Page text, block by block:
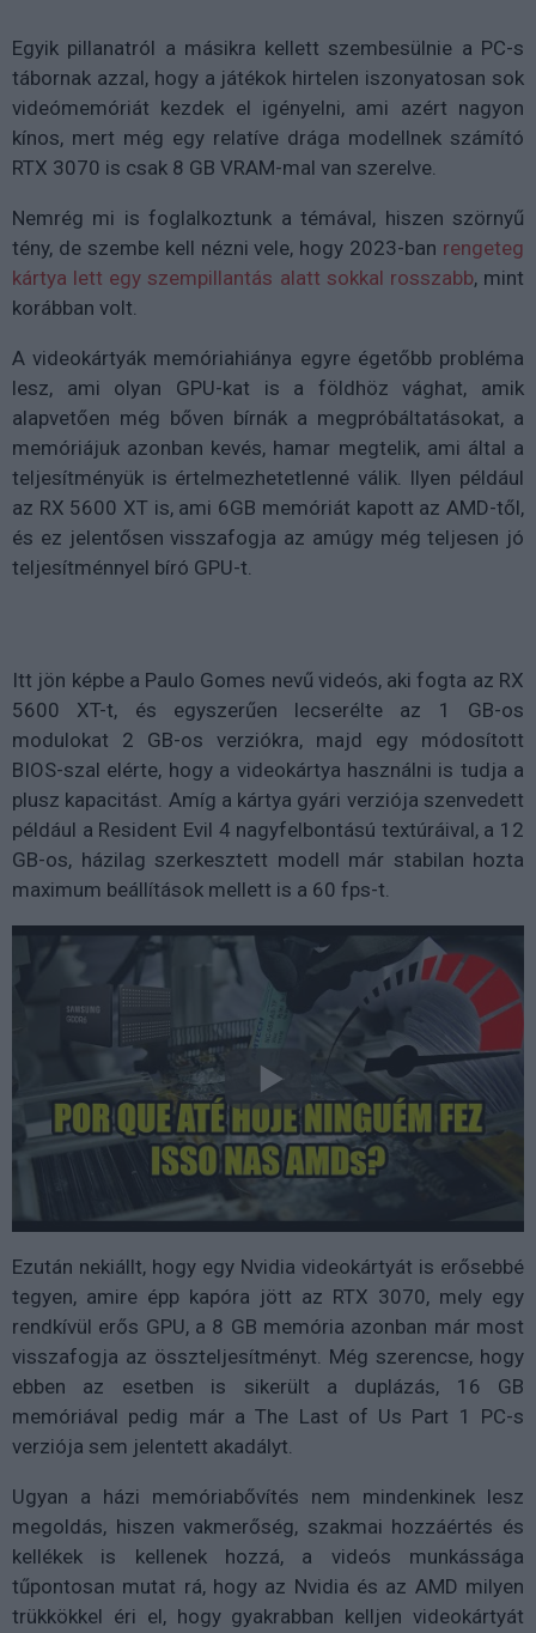
Egyik pillanatról a másikra kellett szembesülnie a PC-s
tábornak azzal, hogy a játékok hirtelen iszonyatosan sok
videómemóriát kezdek el igényelni, ami azért nagyon
kínos, mert még egy relatíve drága modellnek számító
RTX 3070 is csak 8 GB VRAM-mal van szerelve.
Nemrég mi is foglalkoztunk a témával, hiszen szörnyű
tény, de szembe kell nézni vele, hogy 2023-ban rengeteg
kártya lett egy szempillantás alatt sokkal rosszabb, mint
korábban volt.
A videokártyák memóriahiánya egyre égetőbb probléma
lesz, ami olyan GPU-kat is a földhöz vághat, amik
alapvetően még bőven bírnák a megpróbáltatásokat, a
memóriájuk azonban kevés, hamar megtelik, ami által a
teljesítményük is értelmezhetetlenné válik. Ilyen például
az RX 5600 XT is, ami 6GB memóriát kapott az AMD-től,
és ez jelentősen visszafogja az amúgy még teljesen jó
teljesítménnyel bíró GPU-t.
Itt jön képbe a Paulo Gomes nevű videós, aki fogta az RX
5600 XT-t, és egyszerűen lecserélte az 1 GB-os
modulokat 2 GB-os verziókra, majd egy módosított
BIOS-szal elérte, hogy a videokártya használni is tudja a
plusz kapacitást. Amíg a kártya gyári verziója szenvedett
például a Resident Evil 4 nagyfelbontású textúráival, a 12
GB-os, házilag szerkesztett modell már stabilan hozta
maximum beállítások mellett is a 60 fps-t.
Ezután nekiállt, hogy egy Nvidia videokártyát is erősebbé
tegyen, amire épp kapóra jött az RTX 3070, mely egy
rendkívül erős GPU, a 8 GB memória azonban már most
visszafogja az összteljesítményt. Még szerencse, hogy
ebben az esetben is sikerült a duplázás, 16 GB
memóriával pedig már a The Last of Us Part 1 PC-s
verziója sem jelentett akadályt.
Ugyan a házi memóriabővítés nem mindenkinek lesz
megoldás, hiszen vakmerőség, szakmai hozzáértés és
kellékek is kellenek hozzá, a videós munkássága
tűpontosan mutat rá, hogy az Nvidia és az AMD milyen
trükkökkel éri el, hogy gyakrabban kelljen videokártyát